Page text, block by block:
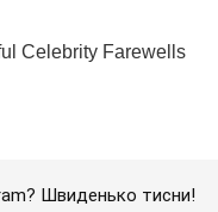
Швиденько тисни!